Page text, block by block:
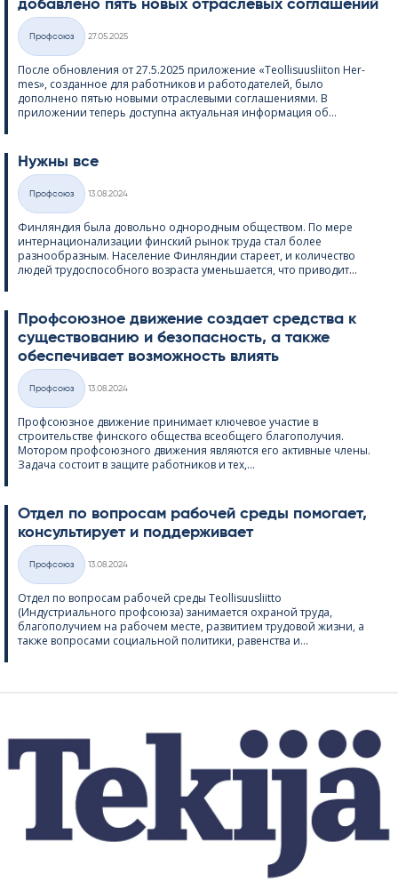
добавлено пять новых отраслевых соглашений
Категории
Профсоюз
27.05.2025
После обновления от 27.5.2025 приложение «Teol­li­suus­lii­ton Her­
mes», созданное для работников и работодателей, было
дополнено пятью новыми отраслевыми соглашениями. В
приложении теперь доступна актуальная информация об...
Нужны все
Категории
Профсоюз
13.08.2024
Финляндия была довольно однородным обществом. По мере
интернационализации финский рынок труда стал более
разнообразным. Население Финляндии стареет, и количество
людей трудоспособного возраста уменьшается, что приводит...
Профсоюзное движение создает средства к
существованию и безопасность, а также
обеспечивает возможность влиять
Категории
Профсоюз
13.08.2024
Профсоюзное движение принимает ключевое участие в
строительстве финского общества всеобщего благополучия.
Мотором профсоюзного движения являются его активные члены.
Задача состоит в защите работников и тех,...
Отдел по вопросам рабочей среды помогает,
консультирует и поддерживает
Категории
Профсоюз
13.08.2024
Отдел по вопросам рабочей среды Teol­li­suus­liitto
(Индустриального профсоюза) занимается охраной труда,
благополучием на рабочем месте, развитием трудовой жизни, а
также вопросами социальной политики, равенства и...